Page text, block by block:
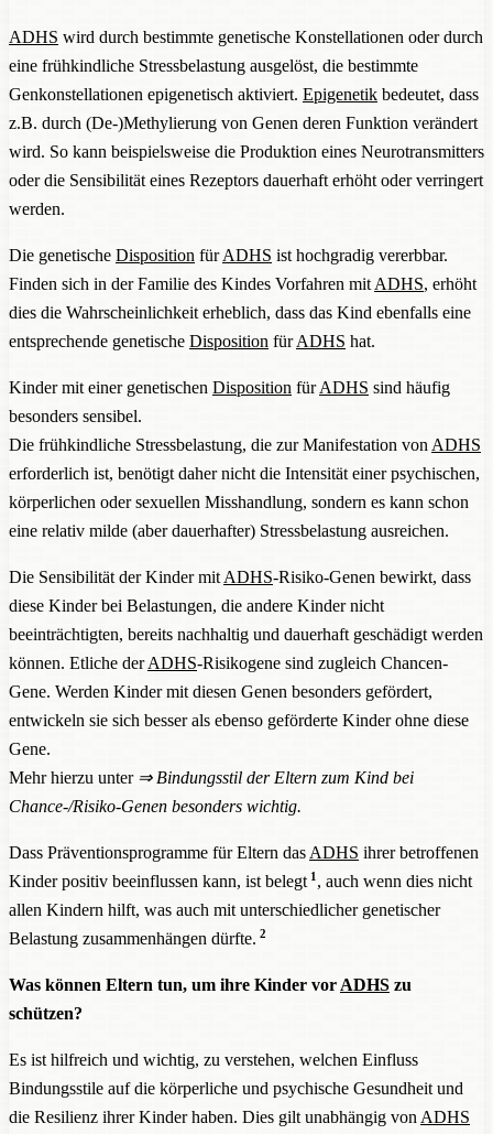
ADHS wird durch bestimmte genetische Konstellationen oder durch
eine frühkindliche Stressbelastung ausgelöst, die bestimmte
Genkonstellationen epigenetisch aktiviert. Epigenetik bedeutet, dass
z.B. durch (De-)Methylierung von Genen deren Funktion verändert
wird. So kann beispielsweise die Produktion eines Neurotransmitters
oder die Sensibilität eines Rezeptors dauerhaft erhöht oder verringert
werden.
Die genetische Disposition fürADHS ist hochgradig vererbbar.
Finden sich in der Familie des Kindes Vorfahren mit ADHS, erhöht
dies die Wahrscheinlichkeit erheblich, dass das Kind ebenfalls eine
entsprechende genetische Disposition fürADHS hat.
Kinder mit einer genetischen Disposition fürADHS sind häufig
besonders sensibel.
Die frühkindliche Stressbelastung, die zur Manifestation von ADHS
erforderlich ist, benötigt daher nicht die Intensität einer psychischen,
körperlichen oder sexuellen Misshandlung, sondern es kann schon
eine relativ milde (aber dauerhafter) Stressbelastung ausreichen.
Die Sensibilität der Kinder mit ADHS-Risiko-Genen bewirkt, dass
diese Kinder bei Belastungen, die andere Kinder nicht
beeinträchtigten, bereits nachhaltig und dauerhaft geschädigt werden
können. Etliche derADHS-Risikogene sind zugleich Chancen-
Gene. Werden Kinder mit diesen Genen besonders gefördert,
entwickeln sie sich besser als ebenso geförderte Kinder ohne diese
Gene.
Mehr hierzu unter ⇒ Bindungsstil der Eltern zum Kind bei
Chance-/Risiko-Genen besonders wichtig.
Dass Präventionsprogramme für Eltern das ADHS ihrer betroffenen
Kinder positiv beeinflussen kann, ist belegt 1 , auch wenn dies nicht
allen Kindern hilft, was auch mit unterschiedlicher genetischer
Belastung zusammenhängen dürfte. 2
Was können Eltern tun, um ihre Kinder vor ADHS zu
schützen?
Es ist hilfreich und wichtig, zu verstehen, welchen Einfluss
Bindungsstile auf die körperliche und psychische Gesundheit und
die Resilienz ihrer Kinder haben. Dies gilt unabhängig von ADHS